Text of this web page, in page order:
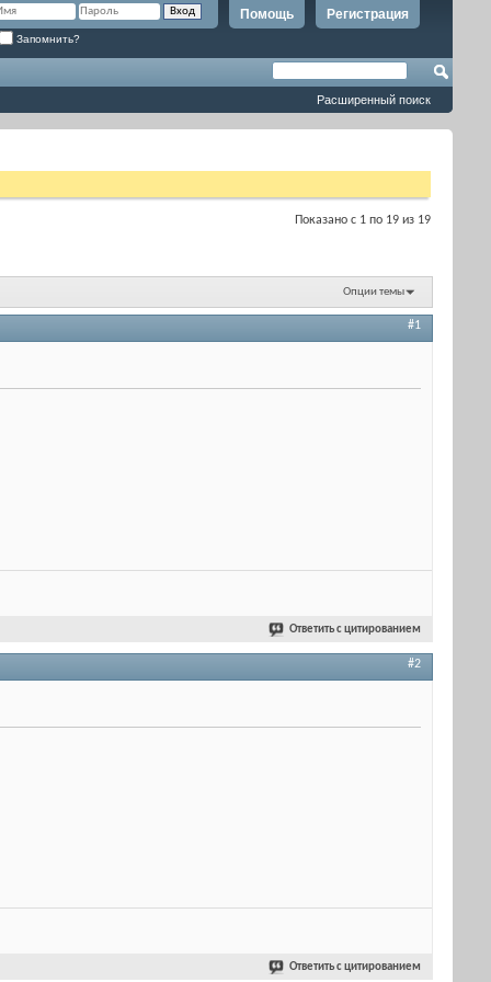
Регистрация
Помощь
Запомнить?
Расширенный поиск
Показано с 1 по 19 из 19
Опции темы
#1
Ответить с цитированием
#2
Ответить с цитированием